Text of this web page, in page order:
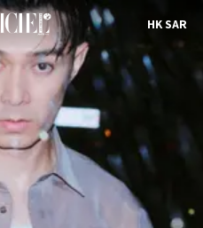
HK SAR